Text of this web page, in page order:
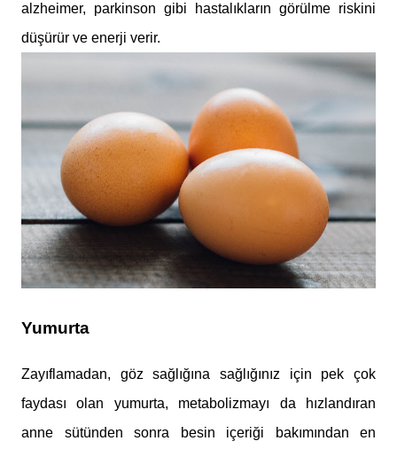
alzheimer, parkinson gibi hastalıkların görülme riskini
düşürür ve enerji verir.
Yumurta
Zayıflamadan, göz sağlığına sağlığınız için pek çok
faydası olan yumurta, metabolizmayı da hızlandıran
anne sütünden sonra besin içeriği bakımından en